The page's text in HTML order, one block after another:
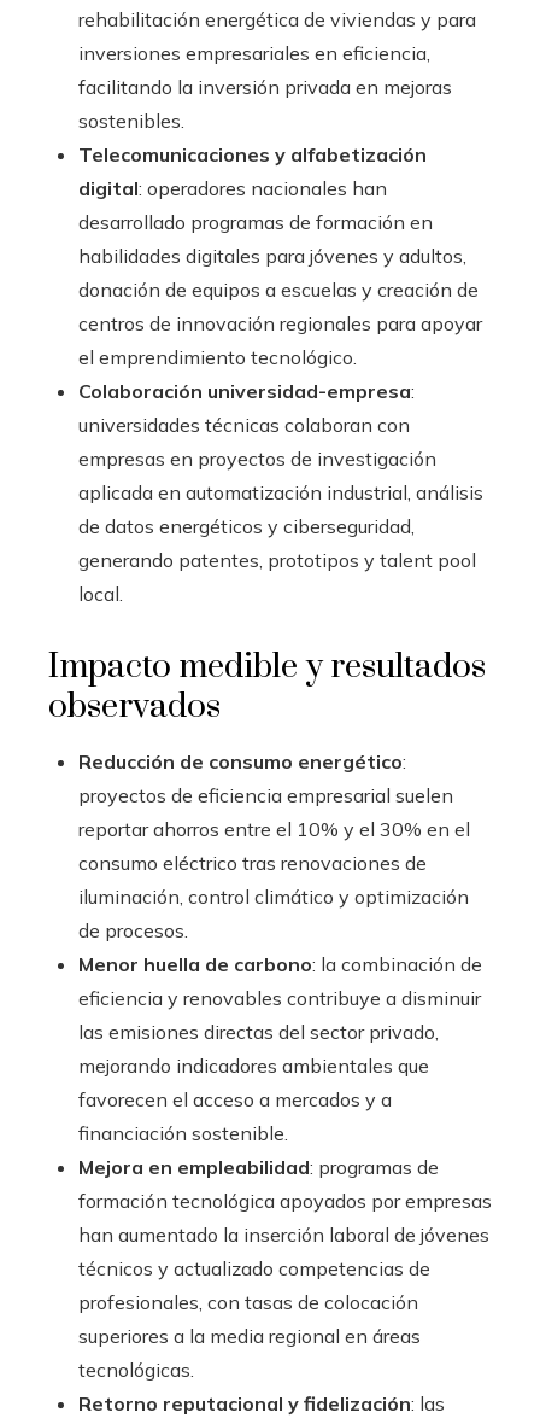
rehabilitación energética de viviendas y para
inversiones empresariales en eficiencia,
facilitando la inversión privada en mejoras
sostenibles.
Telecomunicaciones y alfabetización
digital: operadores nacionales han
desarrollado programas de formación en
habilidades digitales para jóvenes y adultos,
donación de equipos a escuelas y creación de
centros de innovación regionales para apoyar
el emprendimiento tecnológico.
Colaboración universidad-empresa:
universidades técnicas colaboran con
empresas en proyectos de investigación
aplicada en automatización industrial, análisis
de datos energéticos y ciberseguridad,
generando patentes, prototipos y talent pool
local.
Impacto medible y resultados
observados
Reducción de consumo energético:
proyectos de eficiencia empresarial suelen
reportar ahorros entre el 10% y el 30% en el
consumo eléctrico tras renovaciones de
iluminación, control climático y optimización
de procesos.
Menor huella de carbono: la combinación de
eficiencia y renovables contribuye a disminuir
las emisiones directas del sector privado,
mejorando indicadores ambientales que
favorecen el acceso a mercados y a
financiación sostenible.
Mejora en empleabilidad: programas de
formación tecnológica apoyados por empresas
han aumentado la inserción laboral de jóvenes
técnicos y actualizado competencias de
profesionales, con tasas de colocación
superiores a la media regional en áreas
tecnológicas.
Retorno reputacional y fidelización: las